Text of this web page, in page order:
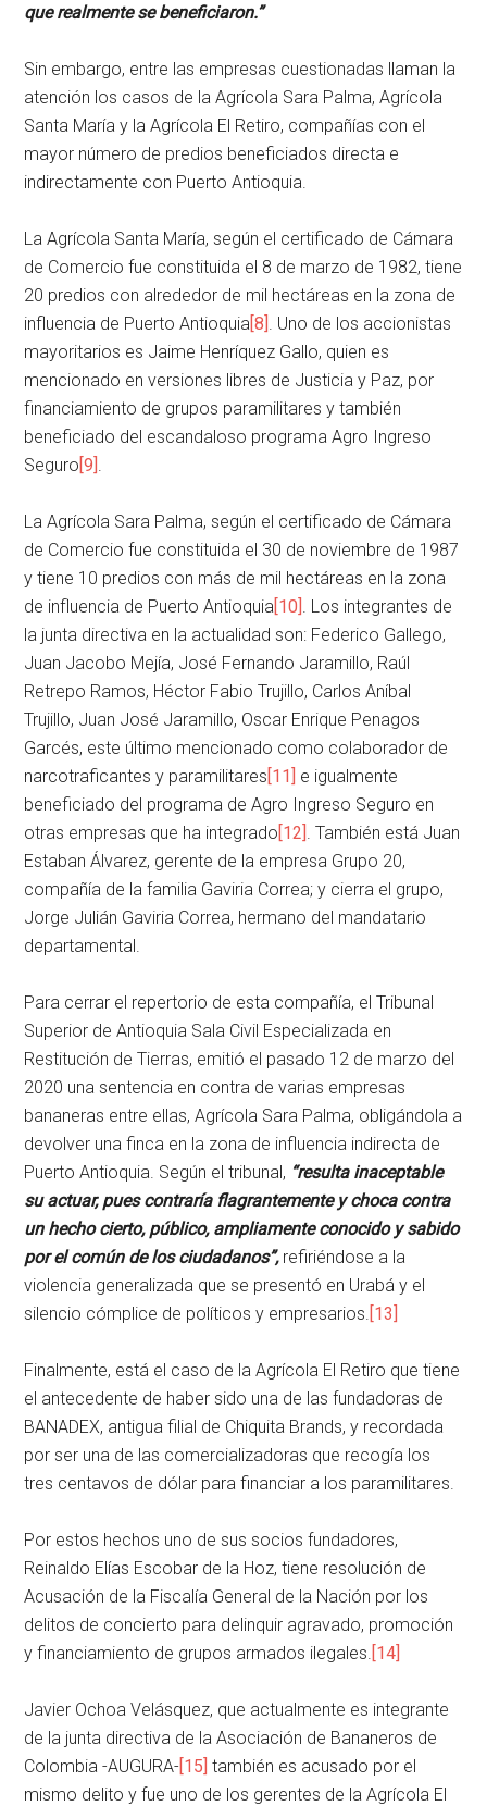
que realmente se beneficiaron.”
Sin embargo, entre las empresas cuestionadas llaman la
atención los casos de la Agrícola Sara Palma, Agrícola
Santa María y la Agrícola El Retiro, compañías con el
mayor número de predios beneficiados directa e
indirectamente con Puerto Antioquia.
La Agrícola Santa María, según el certificado de Cámara
de Comercio fue constituida el 8 de marzo de 1982, tiene
20 predios con alrededor de mil hectáreas en la zona de
influencia de Puerto Antioquia[8] . Uno de los accionistas
mayoritarios es Jaime Henríquez Gallo, quien es
mencionado en versiones libres de Justicia y Paz, por
financiamiento de grupos paramilitares y también
beneficiado del escandaloso programa Agro Ingreso
Seguro[9]
La Agrícola Sara Palma, según el certificado de Cámara
de Comercio fue constituida el 30 de noviembre de 1987
y tiene 10 predios con más de mil hectáreas en la zona
de influencia de Puerto Antioquia[10] . Los integrantes de
la junta directiva en la actualidad son: Federico Gallego,
Juan Jacobo Mejía, José Fernando Jaramillo, Raúl
Retrepo Ramos, Héctor Fabio Trujillo, Carlos Aníbal
Trujillo, Juan José Jaramillo, Oscar Enrique Penagos
Garcés, este último mencionado como colaborador de
narcotraficantes y paramilitares[11] e igualmente
beneficiado del programa de Agro Ingreso Seguro en
otras empresas que ha integrado[12] . También está Juan
Estaban Álvarez, gerente de la empresa Grupo 20,
compañía de la familia Gaviria Correa; y cierra el grupo,
Jorge Julián Gaviria Correa, hermano del mandatario
departamental.
Para cerrar el repertorio de esta compañía, el Tribunal
Superior de Antioquia Sala Civil Especializada en
Restitución de Tierras, emitió el pasado 12 de marzo del
2020 una sentencia en contra de varias empresas
bananeras entre ellas, Agrícola Sara Palma, obligándola a
devolver una finca en la zona de influencia indirecta de
Puerto Antioquia. Según el tribunal, “resulta inaceptable
su actuar, pues contraría flagrantemente y choca contra
un hecho cierto, público, ampliamente conocido y sabido
por el común de los ciudadanos”,refiriéndose a la
violencia generalizada que se presentó en Urabá y el
silencio cómplice de políticos y empresarios. [13]
Finalmente, está el caso de la Agrícola El Retiro que tiene
el antecedente de haber sido una de las fundadoras de
BANADEX, antigua filial de Chiquita Brands, y recordada
por ser una de las comercializadoras que recogía los
tres centavos de dólar para financiar a los paramilitares.
Por estos hechos uno de sus socios fundadores,
Reinaldo Elías Escobar de la Hoz, tiene resolución de
Acusación de la Fiscalía General de la Nación por los
delitos de concierto para delinquir agravado, promoción
y financiamiento de grupos armados ilegales. [14]
Javier Ochoa Velásquez, que actualmente es integrante
de la junta directiva de la Asociación de Bananeros de
Colombia -AUGURA-[15] también es acusado por el
mismo delito y fue uno de los gerentes de la Agrícola El